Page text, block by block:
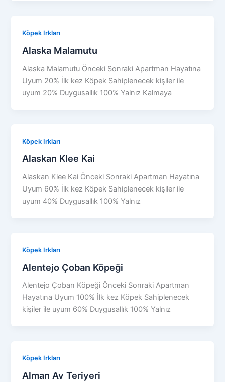
Köpek Irkları
Alaska Malamutu
Alaska Malamutu Önceki Sonraki Apartman Hayatına
Uyum 20% İlk kez Köpek Sahiplenecek kişiler ile
uyum 20% Duygusallık 100% Yalnız Kalmaya
Köpek Irkları
Alaskan Klee Kai
Alaskan Klee Kai Önceki Sonraki Apartman Hayatına
Uyum 60% İlk kez Köpek Sahiplenecek kişiler ile
uyum 40% Duygusallık 100% Yalnız
Köpek Irkları
Alentejo Çoban Köpeği
Alentejo Çoban Köpeği Önceki Sonraki Apartman
Hayatına Uyum 100% İlk kez Köpek Sahiplenecek
kişiler ile uyum 60% Duygusallık 100% Yalnız
Köpek Irkları
Alman Av Teriyeri